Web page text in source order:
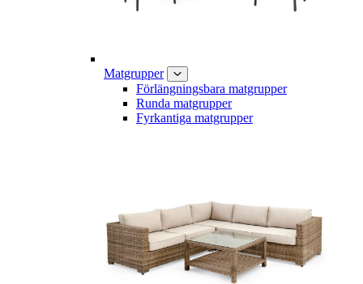
Matgrupper
Förlängningsbara matgrupper
Runda matgrupper
Fyrkantiga matgrupper